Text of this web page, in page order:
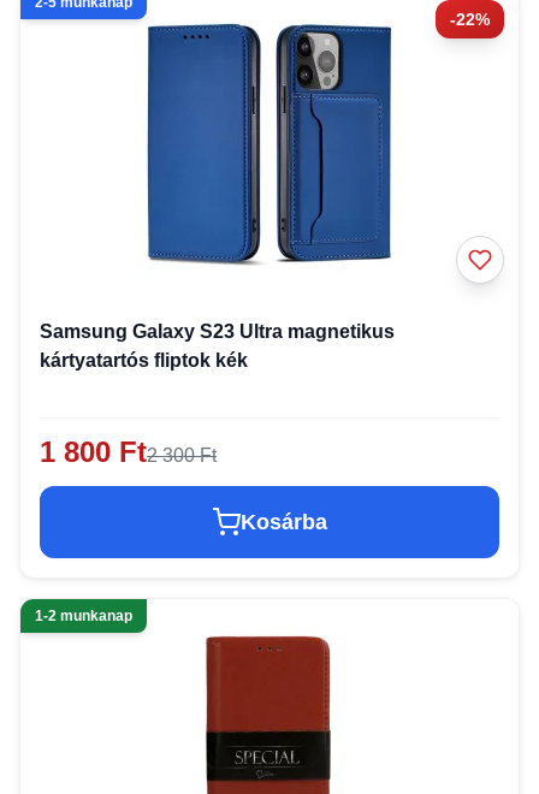
-22%
Samsung Galaxy S23 Ultra magnetikus
kártyatartós fliptok kék
1 800 Ft2 300 Ft
Kosárba
1-2 munkanap